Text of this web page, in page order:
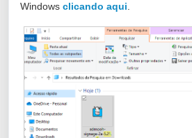
Windows clicando aqui